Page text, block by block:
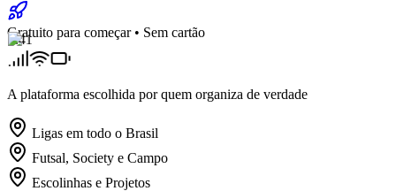
Gratuito para começar • Sem cartão
9:41
A plataforma escolhida por quem organiza de verdade
Ligas em todo o Brasil
Futsal, Society e Campo
Escolinhas e Projetos